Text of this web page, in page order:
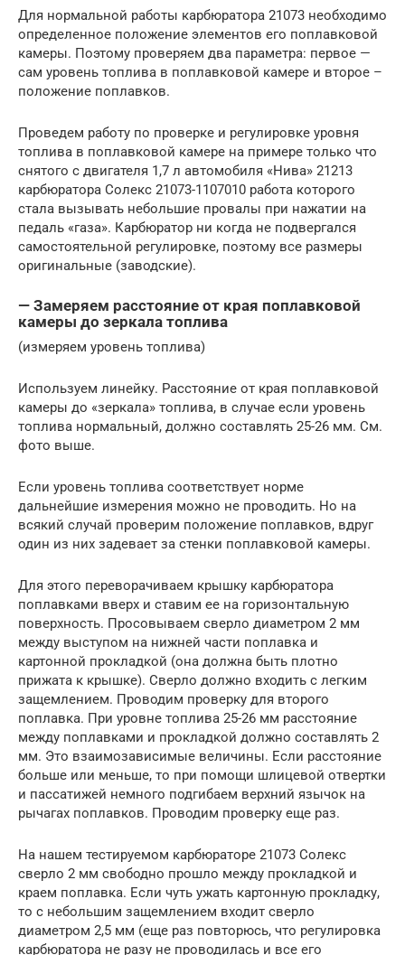
Для нормальной работы карбюратора 21073 необходимо
определенное положение элементов его поплавковой
камеры. Поэтому проверяем два параметра: первое —
сам уровень топлива в поплавковой камере и второе –
положение поплавков.
Проведем работу по проверке и регулировке уровня
топлива в поплавковой камере на примере только что
снятого с двигателя 1,7 л автомобиля «Нива» 21213
карбюратора Солекс 21073-1107010 работа которого
стала вызывать небольшие провалы при нажатии на
педаль «газа». Карбюратор ни когда не подвергался
самостоятельной регулировке, поэтому все размеры
оригинальные (заводские).
— Замеряем расстояние от края поплавковой
камеры до зеркала топлива
(измеряем уровень топлива)
Используем линейку. Расстояние от края поплавковой
камеры до «зеркала» топлива, в случае если уровень
топлива нормальный, должно составлять 25-26 мм. См.
фото выше.
Если уровень топлива соответствует норме
дальнейшие измерения можно не проводить. Но на
всякий случай проверим положение поплавков, вдруг
один из них задевает за стенки поплавковой камеры.
Для этого переворачиваем крышку карбюратора
поплавками вверх и ставим ее на горизонтальную
поверхность. Просовываем сверло диаметром 2 мм
между выступом на нижней части поплавка и
картонной прокладкой (она должна быть плотно
прижата к крышке). Сверло должно входить с легким
защемлением. Проводим проверку для второго
поплавка. При уровне топлива 25-26 мм расстояние
между поплавками и прокладкой должно составлять 2
мм. Это взаимозависимые величины. Если расстояние
больше или меньше, то при помощи шлицевой отвертки
и пассатижей немного подгибаем верхний язычок на
рычагах поплавков. Проводим проверку еще раз.
На нашем тестируемом карбюраторе 21073 Солекс
сверло 2 мм свободно прошло между прокладкой и
краем поплавка. Если чуть ужать картонную прокладку,
то с небольшим защемлением входит сверло
диаметром 2,5 мм (еще раз повторюсь, что регулировка
карбюратора не разу не проводилась и все его